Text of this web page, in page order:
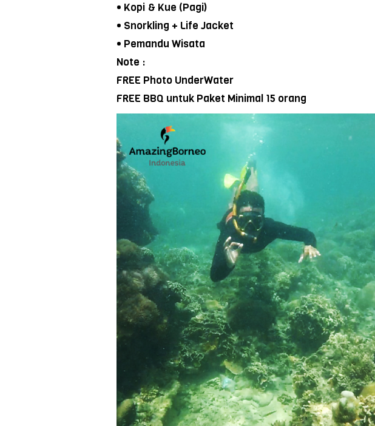
• Kopi & Kue (Pagi)
• Snorkling + Life Jacket
• Pemandu Wisata
Note :
FREE Photo UnderWater
FREE BBQ untuk Paket Minimal 15 orang